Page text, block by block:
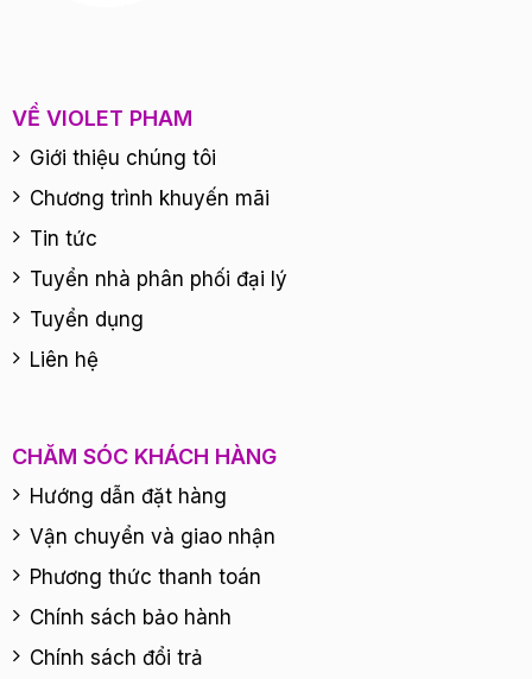
VỀ VIOLET PHAM
Giới thiệu chúng tôi
Chương trình khuyến mãi
Tin tức
Tuyển nhà phân phối đại lý
Tuyển dụng
Liên hệ
CHĂM SÓC KHÁCH HÀNG
Hướng dẫn đặt hàng
Vận chuyển và giao nhận
Phương thức thanh toán
Chính sách bảo hành
Chính sách đổi trả